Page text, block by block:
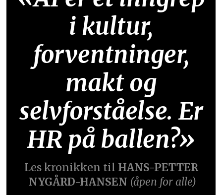
i kultur,
forventninger,
makt og
selvforståelse. Er
HR på ballen?»
Les kronikken til HANS-PETTER
NYGÅRD-HANSEN (åpen for alle)